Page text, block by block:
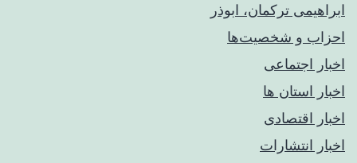
ابراهیمی ترکمان، ابوذر
احزاب و شخصیت‌ها
اخبار اجتماعی
اخبار استان ها
اخبار اقتصادی
اخبار انتشارات